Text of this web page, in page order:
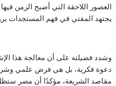
العصور اللاحقة التي أصبح الزمن
يجتهد المفتي في فهم المستجدات
وشدد فضيلته على أن معالجة هذا
دعوة فكرية، بل هي فرض علمي
مقاصد الشريعة، مؤكدًا أن مصر ستظل